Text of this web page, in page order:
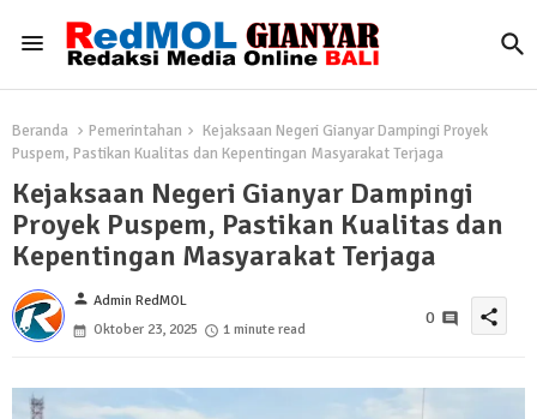
Beranda Pemerintahan
Kejaksaan Negeri Gianyar Dampingi Proyek
Puspem, Pastikan Kualitas dan Kepentingan Masyarakat Terjaga
Kejaksaan Negeri Gianyar Dampingi
Proyek Puspem, Pastikan Kualitas dan
Kepentingan Masyarakat Terjaga
person Admin RedMOL
Oktober 23, 2025
1 minute read
0 share